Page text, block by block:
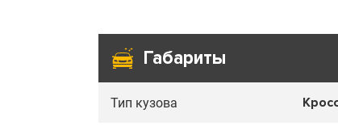
Габариты
Тип кузова